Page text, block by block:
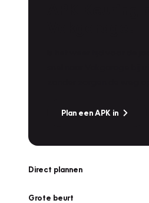
Plan een APK in
Direct plannen
Grote beurt